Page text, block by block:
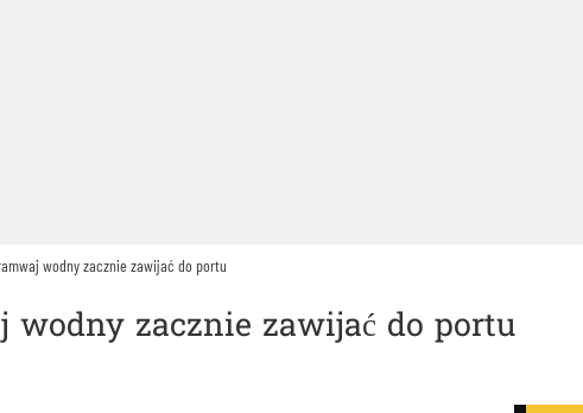
wodny zacznie zawijać do portu
wodny zacznie zawijać do portu